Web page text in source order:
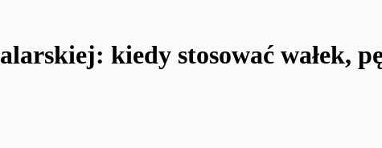
kiedy stosować wałek,